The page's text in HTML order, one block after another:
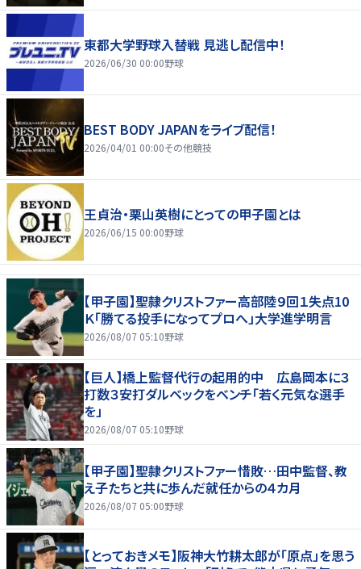
東都大学野球入替戦 見逃し配信中！
2026/06/30 00:00野球
BEST BODY JAPANをライブ配信！
2026/04/01 00:00その他競技
王貞治・栗山英樹にとっての甲子園とは
2026/06/15 00:00野球
【甲子園】聖隷クリストファー高部陸９回１失点10
Ｋ「勝てる投手になってプロへ」大学進学明言
2026/08/07 05:10野球
【巨人】橋上監督代行の起用的中 広島岡本に３
打数３安打ダルベックをベンチ「若く元気な選手
を」
2026/08/07 05:10野球
【甲子園】聖隷クリストファー惜敗…田中監督、教
え子たちと共に歩んだ就任からの４カ月
2026/08/07 05:00野球
【とっておきメモ】阪神大竹耕太郎が「原点」を思う